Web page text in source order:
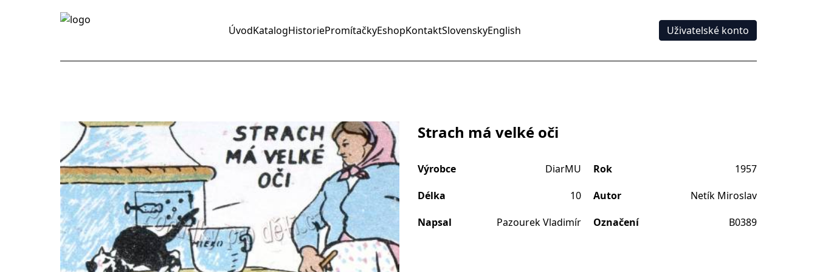
ÚvodKatalogHistoriePromítačkyEshopKontaktSlovenskyEnglish Uživatelské konto
Strach má velké oči
Výrobce DiarMU Rok
1957
Délka
10 Autor
Netík Miroslav
Napsal
Pazourek Vladimír Označení B0389